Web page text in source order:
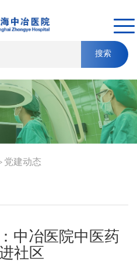
搜索
党建动态
中冶医院中医药
社区